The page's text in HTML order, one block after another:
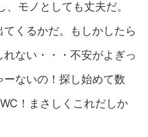
モノとしても丈夫だ。
くるかだ。もしかしたら
ない・・・不安がよぎっ
ないの！探し始めて数
！まさしくこれだしか